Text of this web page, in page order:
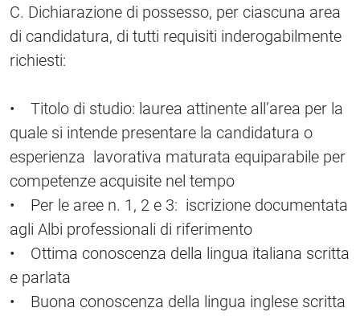
C. Dichiarazione di possesso, per ciascuna area
di candidatura, di tutti requisiti inderogabilmente
richiesti:
• Titolo di studio: laurea attinente all’area per la
quale si intende presentare la candidatura o
esperienza lavorativa maturata equiparabile per
competenze acquisite nel tempo
• Per le aree n. 1, 2 e 3: iscrizione documentata
agli Albi professionali di riferimento
• Ottima conoscenza della lingua italiana scritta
e parlata
• Buona conoscenza della lingua inglese scritta